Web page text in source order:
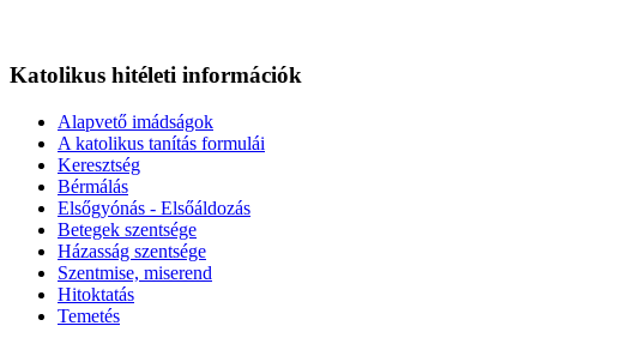
Katolikus hitéleti információk
Alapvető imádságok
A katolikus tanítás formulái
Keresztség
Bérmálás
Elsőgyónás - Elsőáldozás
Betegek szentsége
Házasság szentsége
Szentmise, miserend
Hitoktatás
Temetés